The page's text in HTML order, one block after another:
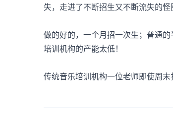
失，走进了不断招生又不断流失的怪
做的好的，一个月招一次生；普通
培训机构的产能太低！
传统音乐培训机构一位老师即使周